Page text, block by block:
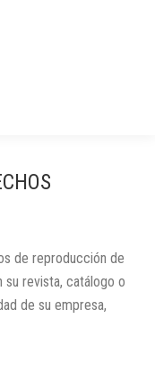
de reproducción de
su revista, catálogo o
de su empresa,